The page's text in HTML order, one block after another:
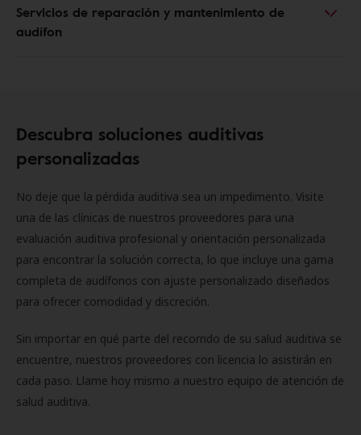
Servicios de reparación y mantenimiento de
audífon
Descubra soluciones auditivas
personalizadas
No deje que la pérdida auditiva sea un impedimento. Visite
una de las clínicas de nuestros proveedores para una
evaluación auditiva profesional y orientación personalizada
para encontrar la solución correcta, lo que incluye una gama
completa de audífonos con ajuste personalizado diseñados
para ofrecer comodidad y discreción.
Sin importar en qué parte del recorrido de su salud auditiva se
encuentre, nuestros proveedores con licencia lo asistirán en
cada paso. Llame hoy mismo a nuestro equipo de atención de
salud auditiva.